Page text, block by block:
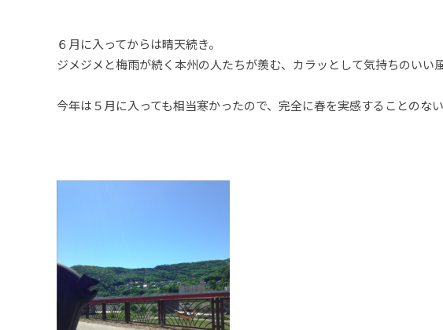
６月に入ってからは晴天続き。
ジメジメと梅雨が続く本州の人たちが羨む、カラッとして気持ちのいい
今年は５月に入っても相当寒かったので、完全に春を実感することのな